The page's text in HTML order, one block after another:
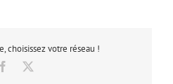
choisissez votre réseau !
Facebook